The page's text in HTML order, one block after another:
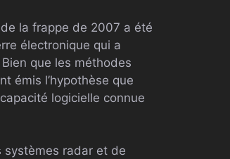
la frappe de 2007 a été
électronique qui a
que les méthodes
émis l’hypothèse que
logicielle connue
systèmes radar et de